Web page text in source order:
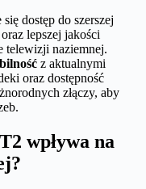
dostęp do szerszej
lepszej jakości
telewizji naziemnej.
z aktualnymi
oraz dostępność
złączy, aby
wpływa na